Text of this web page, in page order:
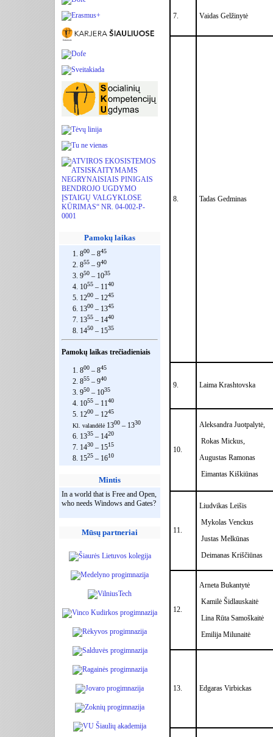
Pamokų laikas
1. 800 – 845
2. 855 – 940
3. 950 – 1035
4. 1055 – 1140
5. 1200 – 1245
6. 1300 – 1345
7. 1355 – 1440
8. 1450 – 1535
Pamokų laikas trečiadieniais
1. 800 – 845
2. 855 – 940
3. 950 – 1035
4. 1055 – 1140
5. 1200 – 1245
Kl. valandėlė 1300 – 1330
6. 1335 – 1420
7. 1430 – 1515
8. 1525 – 1610
Mintis
In a world that is Free and Open,
who needs Windows and Gates?
Mūsų partneriai
7. Vaidas Gelžinytė
8. Tadas Gedminas
9. Laima Krashtovska
10.
Aleksandra Juotpalytė,
Rokas Mickus,
Augustas Ramonas
Eimantas Kiškiūnas
11.
Liudvikas Leišis
Mykolas Venckus
Justas Melkūnas
Deimanas Kriščiūnas
12.
Arneta Bukantytė
Kamilė Šidlauskaitė
Lina Rūta Samoškaitė
Emilija Milunaitė
13. Edgaras Virbickas